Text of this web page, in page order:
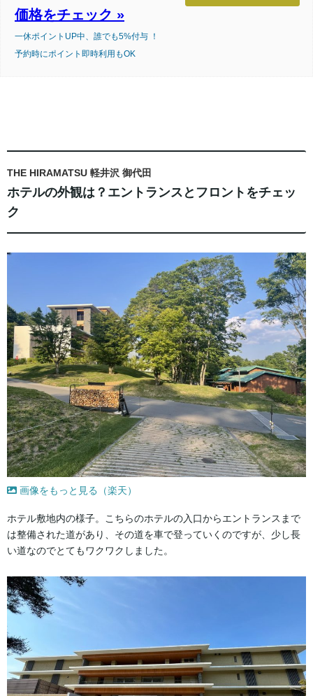
価格をチェック »
一休ポイントUP中、誰でも5%付与 ！
予約時にポイント即時利用もOK
THE HIRAMATSU 軽井沢 御代田
ホテルの外観は？エントランスとフロントをチェッ
ク
画像をもっと見る（楽天）
ホテル敷地内の様子。こちらのホテルの入口からエントランスまで
は整備された道があり、その道を車で登っていくのですが、少し長
い道なのでとてもワクワクしました。